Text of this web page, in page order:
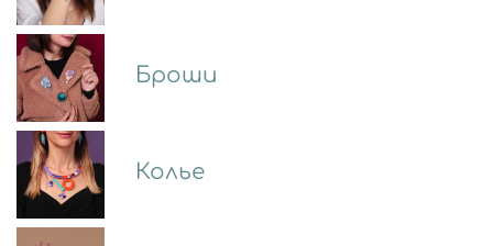
Броши
Колье